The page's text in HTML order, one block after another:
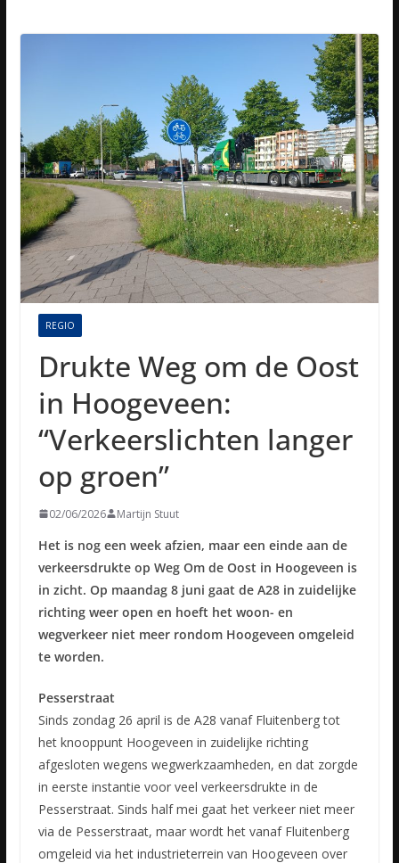
REGIO
Drukte Weg om de Oost
in Hoogeveen:
“Verkeerslichten langer
op groen”
02/06/2026 Martijn Stuut
Het is nog een week afzien, maar een einde aan de
verkeersdrukte op Weg Om de Oost in Hoogeveen is
in zicht. Op maandag 8 juni gaat de A28 in zuidelijke
richting weer open en hoeft het woon- en
wegverkeer niet meer rondom Hoogeveen omgeleid
te worden.
Pesserstraat
Sinds zondag 26 april is de A28 vanaf Fluitenberg tot
het knooppunt Hoogeveen in zuidelijke richting
afgesloten wegens wegwerkzaamheden, en dat zorgde
in eerste instantie voor veel verkeersdrukte in de
Pesserstraat. Sinds half mei gaat het verkeer niet meer
via de Pesserstraat, maar wordt het vanaf Fluitenberg
omgeleid via het industrieterrein van Hoogeveen over